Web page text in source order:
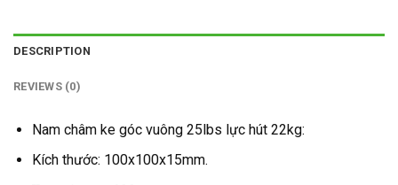
DESCRIPTION
REVIEWS (0)
Nam châm ke góc vuông 25lbs lực hút 22kg:
Kích thước: 100x100x15mm.